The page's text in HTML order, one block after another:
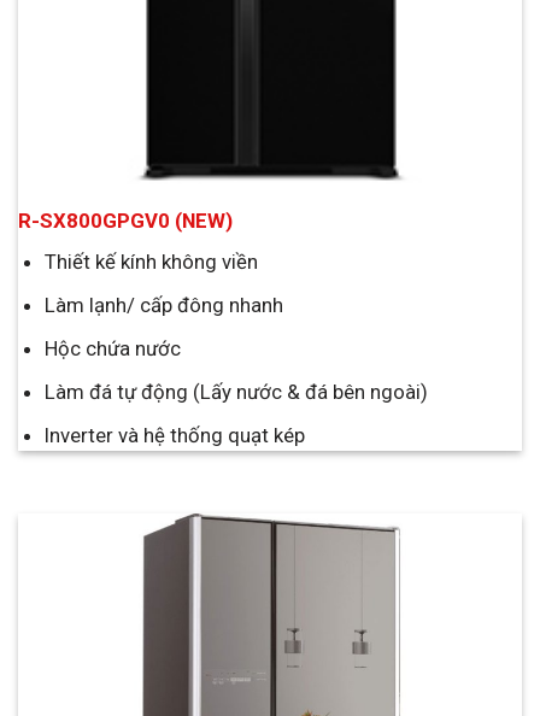
R-SX800GPGV0 (NEW)
Thiết kế kính không viền
Làm lạnh/ cấp đông nhanh
Hộc chứa nước
Làm đá tự động (Lấy nước & đá bên ngoài)
Inverter và hệ thống quạt kép